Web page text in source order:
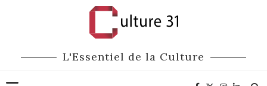
L'Essentiel de la Culture